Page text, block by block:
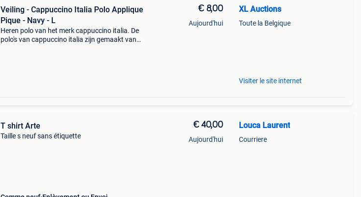
Veiling - Cappuccino Italia Polo Applique
Pique - Navy - L
Heren polo van het merk cappuccino italia. De
polo's van cappuccino italia zijn gemaakt van
€ 8,00
Aujourd'hui
XL Auctions
Toute la Belgique
Visiter le site internet
T shirt Arte
Taille s neuf sans étiquette
€ 40,00
Aujourd'hui
Louca Laurent
Courriere